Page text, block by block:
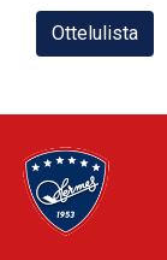
Ottelulista